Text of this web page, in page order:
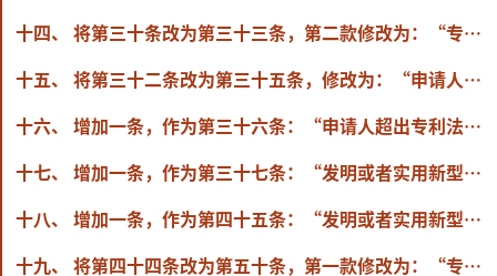
十四、 将第三十条改为第三十三条，第二款修改为：“专利法第二十四条第（三）项所称学术会议或者技术会议，是指国务院有关主管部门或者全国性学术团体组织召开的学术会议或者技术会议，以及国务院有关主管部门认可的由国际组织召开的学术会议或者技术会议。”
十五、 将第三十二条改为第三十五条，修改为：“申请人在一件专利申请中，可以要求一项或者多项优先权；要求多项优先权的，该申请的优先权期限从最早的优先权日起计算。
十六、 增加一条，作为第三十六条：“申请人超出专利法第二十九条规定的期限，向国务院专利行政部门就相同主题提出发明或者实用新型专利申请，有正当理由的，可以在期限届满之日起2个月内请求恢复优先权。”
十七、 增加一条，作为第三十七条：“发明或者实用新型专利申请人要求了优先权的，可以自优先权日起16个月内或者自申请日起4个月内，请求在请求书中增加或者改正优先权要求。”
十八、 增加一条，作为第四十五条：“发明或者实用新型专利申请缺少或者错误提交权利要求书、说明书或者权利要求书、说明书的部分内容，但申请人在递交日要求了优先权的，可以自递交日起2个月内或者在国务院专利行政部门指定的期限内以援引在先申请文件的方式补交。补交的文件符合有关规定的，以首次提交文件的递交日为申请日。”
十九、 将第四十四条改为第五十条，第一款修改为：“专利法第三十四条和第四十条所称初步审查，是指审查专利申请是否具备专利法第二十六条或者第二十七条规定的文件和其他必要的文件，这些文件是否符合规定的格式，并审查下列各项：